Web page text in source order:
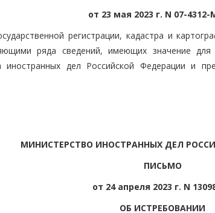
от 23 мая 2023 г. N 07-
регистрации, кадастра и
ряда сведений, имеющих значение для
иностранных дел Российской Федерации и
МИНИСТЕРСТВО ИНОСТРАННЫХ ДЕЛ
ПИСЬМО
от 24 апреля 2023 г. N
ОБ ИСТРЕБОВАНИИ